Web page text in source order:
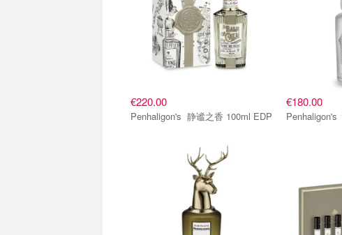
€220.00
Penhaligon's 静谧之香 100ml EDP
€180.00